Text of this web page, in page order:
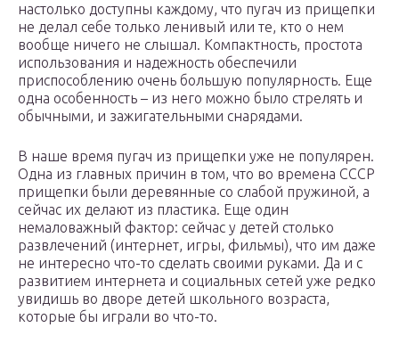
настолько доступны каждому, что пугач из прищепки
не делал себе только ленивый или те, кто о нем
вообще ничего не слышал. Компактность, простота
использования и надежность обеспечили
приспособлению очень большую популярность. Еще
одна особенность – из него можно было стрелять и
обычными, и зажигательными снарядами.
В наше время пугач из прищепки уже не популярен.
Одна из главных причин в том, что во времена СССР
прищепки были деревянные со слабой пружиной, а
сейчас их делают из пластика. Еще один
немаловажный фактор: сейчас у детей столько
развлечений (интернет, игры, фильмы), что им даже
не интересно что-то сделать своими руками. Да и с
развитием интернета и социальных сетей уже редко
увидишь во дворе детей школьного возраста,
которые бы играли во что-то.